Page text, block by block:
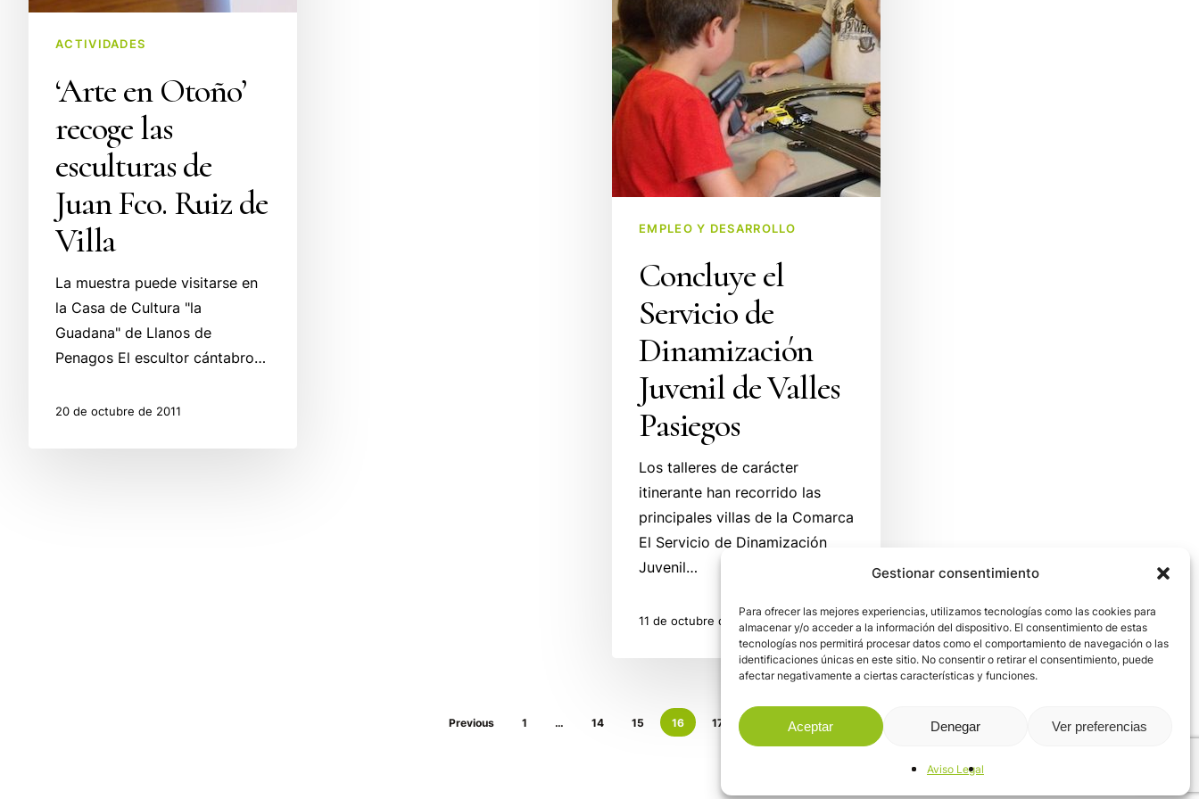
Gestionar consentimiento
Para ofrecer las mejores experiencias, utilizamos tecnologías como las cookies para
almacenar y/o acceder a la información del dispositivo. El consentimiento de estas
tecnologías nos permitirá procesar datos como el comportamiento de navegación o las
identificaciones únicas en este sitio. No consentir o retirar el consentimiento, puede
afectar negativamente a ciertas características y funciones.
Aceptar Denegar Ver preferencias
Aviso Legal
ACTIVIDADES
‘Arte en Otoño’
recoge las
esculturas de
Juan Fco. Ruiz de
Villa
La muestra puede visitarse en
la Casa de Cultura "la
Guadana" de Llanos de
Penagos El escultor cántabro…
20 de octubre de 2011
EMPLEO Y DESARROLLO
Concluye el
Servicio de
Dinamización
Juvenil de Valles
Pasiegos
Los talleres de carácter
itinerante han recorrido las
principales villas de la Comarca
El Servicio de Dinamización
Juvenil…
11 de octubre de 2011
Previous 1 … 14 15 16 17